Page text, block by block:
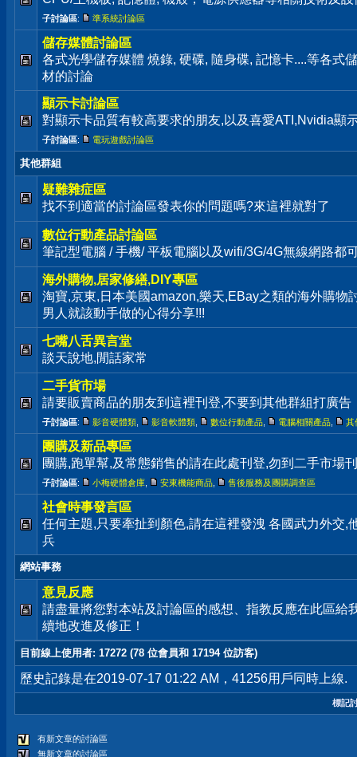
子討論區: 準系統討論區
儲存媒體討論區
各式光學儲存媒體 燒錄, 硬碟, 隨身碟, 記憶卡....等各式
材的討論
顯示卡討論區
對顯示卡品質有較高要求的朋友,以及喜愛ATI,Nvidia顯
子討論區: 電玩遊戲討論區
其他群組
疑難雜症區
找不到適當的討論區發表你的問題嗎?來這裡就對了
數位行動產品討論區
筆記型電腦 / 手機/ 平板電腦以及wifi/3G/4G無線網路都
海外購物,居家修繕,DIY專區
淘寶,京東,日本美國amazon,樂天,EBay之類的海外購物
男人就該動手做的心得分享!!!
七嘴八舌異言堂
談天說地,閒話家常
二手貨市場
請要販賣商品的朋友到這裡刊登,不要到其他群組打廣告
子討論區: 影音硬體類 影音軟體類 數位行動產品 電腦相關產品 其
團購及新品專區
團購,跑單幫,及常態銷售的請在此處刊登,勿到二手市場
子討論區: 小梅硬體倉庫 安東機能商品 售後服務及團購調查區
社會時事發言區
任何主題,只要牽扯到顏色,請在這裡發洩 各國武力外交,
兵
網站事務
意見反應
請盡量將您對本站及討論區的感想、指教反應在此區給
續地改進及修正！
目前線上使用者: 17272 (78 位會員和 17194 位訪客)
歷史記錄是在2019-07-17 01:22 AM，41256用戶同時上線.
標記
有新文章的討論區
無新文章的討論區